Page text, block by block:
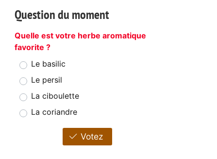
Question du moment
Quelle est votre herbe aromatique
favorite ?
Le basilic
Le persil
La ciboulette
La coriandre
Votez